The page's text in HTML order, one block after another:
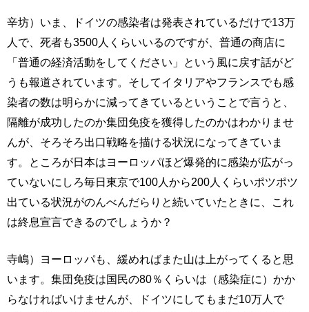
辛坊）いま、ドイツの感染者は発表されているだけで13万
人で、死者も3500人くらいいるのですが、普通の商店に
「普通の経済活動をしてください」という風に戻す話がど
うも報道されています。そしてイタリアやフランスでも感
染者の数は明らかに減ってきているということで言うと、
隔離が成功したのか集団免疫を獲得したのかはわかりませ
んが、そろそろ出口戦略を描ける状況になってきていま
す。ところが日本はヨーロッパほど爆発的に感染が広がっ
ていないにしろ毎日東京で100人から200人くらいポツポツ
出ている状況がのんべんだらりと続いていたときに、これ
は終息宣言できるのでしょうか？
寺嶋）ヨーロッパも、緩めればまた山は上がってくると思
います。集団免疫は国民の80％くらいは（感染症に）かか
らなければいけませんが、ドイツにしてもまだ10万人で